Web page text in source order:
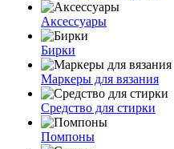
Аксессуары
Бирки
Маркеры для вязания
Средство для стирки
Помпоны